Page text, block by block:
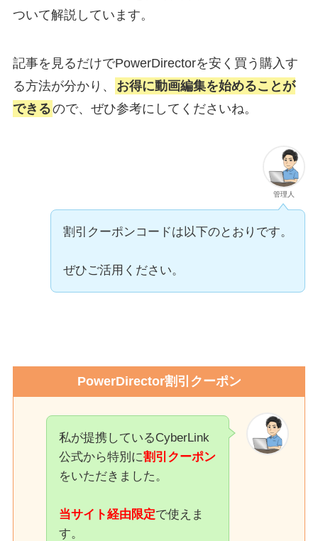
ついて解説しています。
記事を見るだけでPowerDirectorを安く買う購入す
る方法が分かり、
お得に動画編集を始めることが
できるので、ぜひ参考にしてくださいね。
管理人
割引クーポンコードは以下のとおりです。
ぜひご活用ください。
PowerDirector割引クーポン
私が提携しているCyberLink
公式から特別に割引クーポン
をいただきました。
当サイト経由限定で使えま
す。